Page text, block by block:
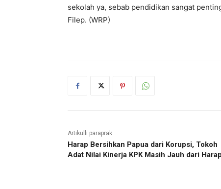
sekolah ya, sebab pendidikan sangat
Filep. (WRP)
Artikulli paraprak
Harap Bersihkan Papua dari Korupsi, Tokoh
Adat Nilai Kinerja KPK Masih Jauh dari